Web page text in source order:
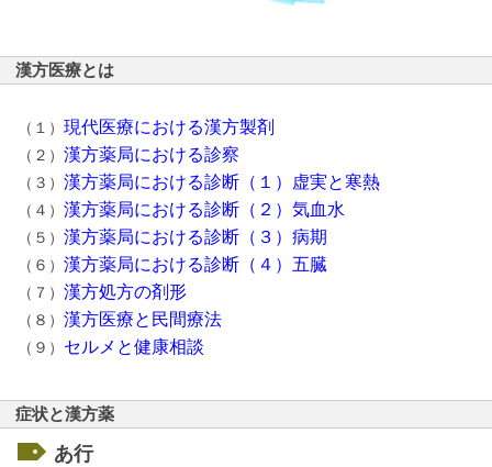
漢方医療とは
（１） 現代医療における漢方製剤
（２） 漢方薬局における診察
（３） 漢方薬局における診断（１）虚実と寒熱
（４） 漢方薬局における診断（２）気血水
（５） 漢方薬局における診断（３）病期
（６） 漢方薬局における診断（４）五臓
（７） 漢方処方の剤形
（８） 漢方医療と民間療法
（９） セルメと健康相談
症状と漢方薬
あ行